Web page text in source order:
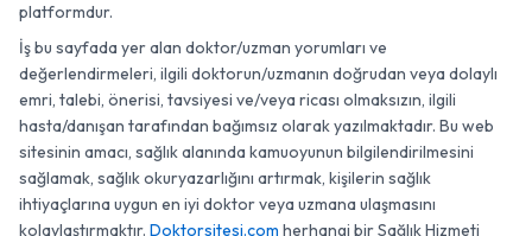
platformdur.
İş bu sayfada yer alan doktor/uzman yorumları ve
değerlendirmeleri, ilgili doktorun/uzmanın doğrudan veya dolaylı
emri, talebi, önerisi, tavsiyesi ve/veya ricası olmaksızın, ilgili
hasta/danışan tarafından bağımsız olarak yazılmaktadır. Bu web
sitesinin amacı, sağlık alanında kamuoyunun bilgilendirilmesini
sağlamak, sağlık okuryazarlığını artırmak, kişilerin sağlık
ihtiyaçlarına uygun en iyi doktor veya uzmana ulaşmasını
kolaylaştırmaktır. Doktorsitesi.com herhangi bir Sağlık Hizmeti